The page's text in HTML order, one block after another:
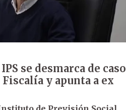
se desmarca de caso
y apunta a ex